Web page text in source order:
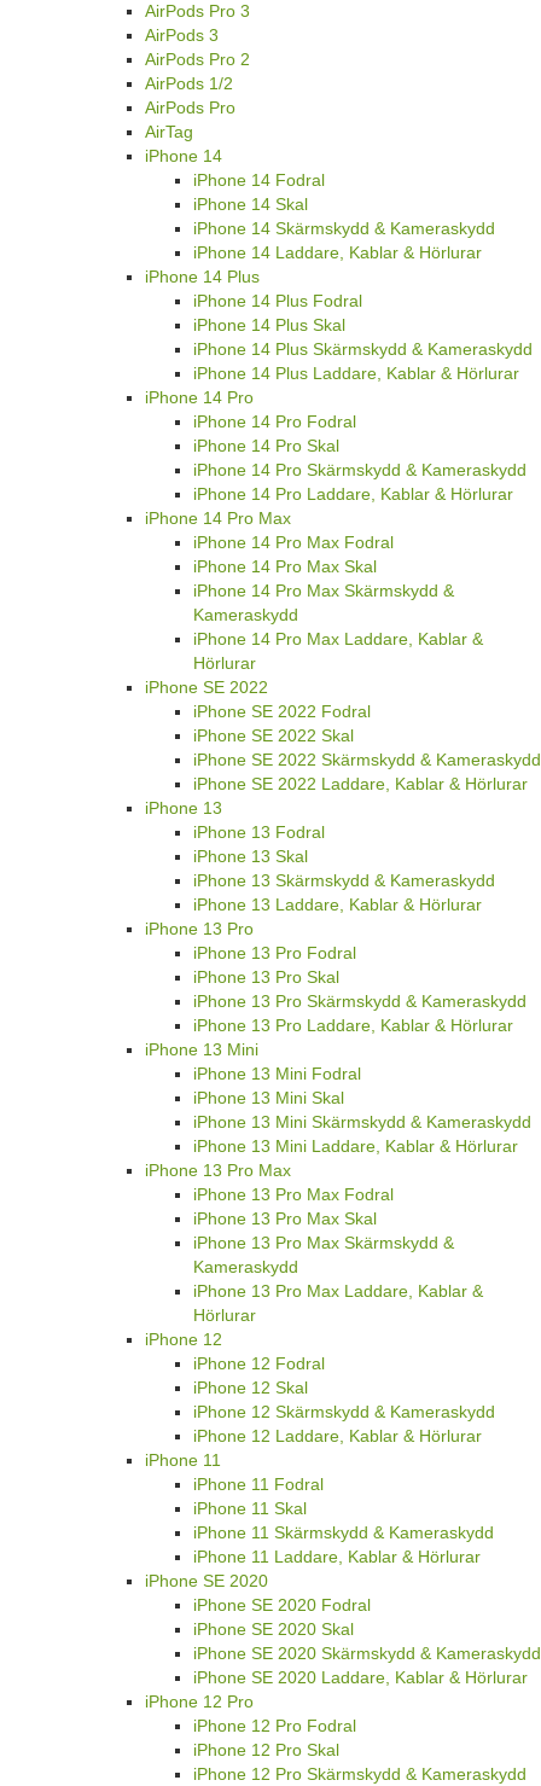
AirPods Pro 3
AirPods 3
AirPods Pro 2
AirPods 1/2
AirPods Pro
AirTag
iPhone 14
iPhone 14 Fodral
iPhone 14 Skal
iPhone 14 Skärmskydd & Kameraskydd
iPhone 14 Laddare, Kablar & Hörlurar
iPhone 14 Plus
iPhone 14 Plus Fodral
iPhone 14 Plus Skal
iPhone 14 Plus Skärmskydd & Kameraskydd
iPhone 14 Plus Laddare, Kablar & Hörlurar
iPhone 14 Pro
iPhone 14 Pro Fodral
iPhone 14 Pro Skal
iPhone 14 Pro Skärmskydd & Kameraskydd
iPhone 14 Pro Laddare, Kablar & Hörlurar
iPhone 14 Pro Max
iPhone 14 Pro Max Fodral
iPhone 14 Pro Max Skal
iPhone 14 Pro Max Skärmskydd &
Kameraskydd
iPhone 14 Pro Max Laddare, Kablar &
Hörlurar
iPhone SE 2022
iPhone SE 2022 Fodral
iPhone SE 2022 Skal
iPhone SE 2022 Skärmskydd & Kameraskydd
iPhone SE 2022 Laddare, Kablar & Hörlurar
iPhone 13
iPhone 13 Fodral
iPhone 13 Skal
iPhone 13 Skärmskydd & Kameraskydd
iPhone 13 Laddare, Kablar & Hörlurar
iPhone 13 Pro
iPhone 13 Pro Fodral
iPhone 13 Pro Skal
iPhone 13 Pro Skärmskydd & Kameraskydd
iPhone 13 Pro Laddare, Kablar & Hörlurar
iPhone 13 Mini
iPhone 13 Mini Fodral
iPhone 13 Mini Skal
iPhone 13 Mini Skärmskydd & Kameraskydd
iPhone 13 Mini Laddare, Kablar & Hörlurar
iPhone 13 Pro Max
iPhone 13 Pro Max Fodral
iPhone 13 Pro Max Skal
iPhone 13 Pro Max Skärmskydd &
Kameraskydd
iPhone 13 Pro Max Laddare, Kablar &
Hörlurar
iPhone 12
iPhone 12 Fodral
iPhone 12 Skal
iPhone 12 Skärmskydd & Kameraskydd
iPhone 12 Laddare, Kablar & Hörlurar
iPhone 11
iPhone 11 Fodral
iPhone 11 Skal
iPhone 11 Skärmskydd & Kameraskydd
iPhone 11 Laddare, Kablar & Hörlurar
iPhone SE 2020
iPhone SE 2020 Fodral
iPhone SE 2020 Skal
iPhone SE 2020 Skärmskydd & Kameraskydd
iPhone SE 2020 Laddare, Kablar & Hörlurar
iPhone 12 Pro
iPhone 12 Pro Fodral
iPhone 12 Pro Skal
iPhone 12 Pro Skärmskydd & Kameraskydd